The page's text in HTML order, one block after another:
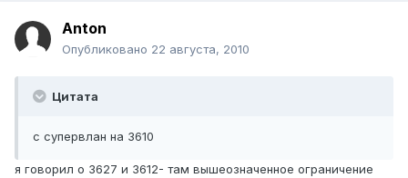
Anton
Опубликовано 22 августа, 2010
Цитата
с супервлан на 3610
я говорил о 3627 и 3612- там вышеозначенное ограничение